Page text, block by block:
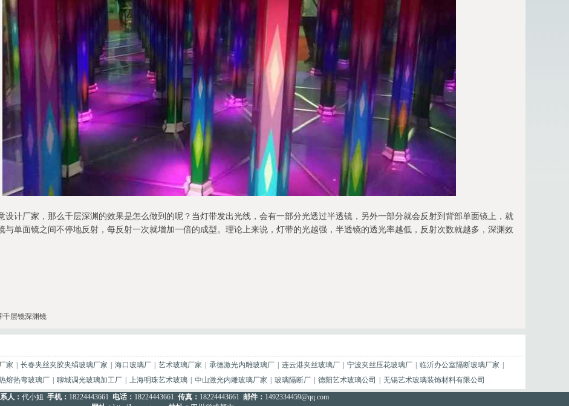
设计厂家，那么千层深渊的效果是怎么做到的呢？当灯带发出光线，会有一部分光透过半透镜，另外一部分就会反射到背部单面镜上，就
与单面镜之间不停地反射，每反射一次就增加一倍的成型。理论上来说，灯带的光越强，半透镜的透光率越低，反射次数就越多，深渊效
千层镜深渊镜
家 长春夹丝夹胶夹绢玻璃厂家 海口玻璃厂 艺术玻璃厂家 承德激光内雕玻璃厂 连云港夹丝玻璃厂 宁波夹丝压花玻璃厂 临沂办公室隔断玻璃厂家
熔热弯玻璃厂 聊城调光玻璃加工厂 上海明珠艺术玻璃 中山激光内雕玻璃厂家 玻璃隔断厂 德阳艺术玻璃公司
无锡艺术玻璃装饰材料有限公司
人： 代小姐 手机： 18224443661 电话： 18224443661 传真： 18224443661 邮件： 1492334459@qq.com